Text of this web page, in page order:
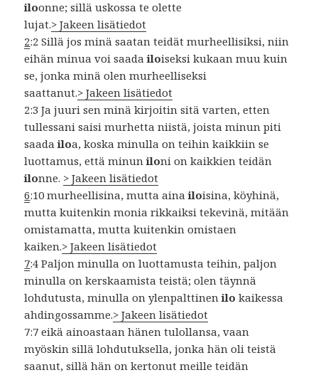
iloonne; sillä uskossa te olette
lujat.> Jakeen lisätiedot
2:2 Sillä jos minä saatan teidät murheellisiksi, niin
eihän minua voi saadailoiseksi kukaan muu kuin
se, jonka minä olen murheelliseksi
saattanut.> Jakeen lisätiedot
2:3 Ja juuri sen minä kirjoitin sitä varten, etten
tullessani saisi murhetta niistä, joista minun piti
saadailoa, koska minulla on teihin kaikkiin se
luottamus, että minuniloni on kaikkien teidän
ilonne. > Jakeen lisätiedot
6:10 murheellisina, mutta ainailoisina, köyhinä,
mutta kuitenkin monia rikkaiksi tekevinä, mitään
omistamatta, mutta kuitenkin omistaen
kaiken.> Jakeen lisätiedot
7:4 Paljon minulla on luottamusta teihin, paljon
minulla on kerskaamista teistä; olen täynnä
lohdutusta, minulla on ylenpalttinenilo kaikessa
ahdingossamme.> Jakeen lisätiedot
7:7 eikä ainoastaan hänen tulollansa, vaan
myöskin sillä lohdutuksella, jonka hän oli teistä
saanut, sillä hän on kertonut meille teidän